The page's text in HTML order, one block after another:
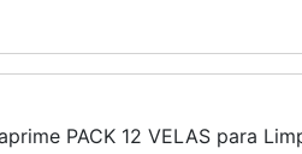
PACK 12 VELAS para